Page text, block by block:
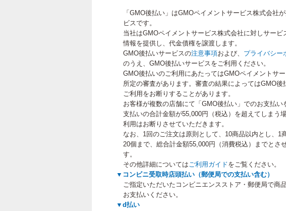
「GMO後払い」はGMOペイメントサービス株式会社
ビスです。
当社はGMOペイメントサービス株式会社に対しサービ
情報を提供し、代金債権を譲渡します。
GMO後払いサービスの注意事項および、 プライバシー
のうえ、GMO後払いサービスをご利用ください。
GMO後払いのご利用にあたってはGMOペイメントサ
所定の審査があります。審査の結果によってはGMO後
ご利用をお断りすることがあります。
お客様が複数の店舗にて「GMO後払い」でのお支払い
支払いの合計金額が55,000円（税込）を超えてしまう
利用はお断りさせていただきます。
なお、1回のご注文は原則として、10商品以内とし、1
20個まで、総合計金額55,000円（消費税込）までとさ
す。
その他詳細についてはご利用ガイドをご覧ください。
▼コンビニ受取時店頭払い（郵便局での支払い含む）
ご指定いただいたコンビニエンスストア・郵便局で商
お支払いください。
▼d払い